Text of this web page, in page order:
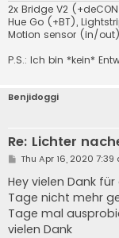
2x Bridge V2
Hue Go (+BT),
Motion sensor (in/
P.S.: Ich bin *kein*
Benjidoggi
Re: Lichter
P
s
t
Thu Apr 16, 2020 7:39
Hey vielen Dank
Tage nicht mehr
Tage mal
vielen Dank